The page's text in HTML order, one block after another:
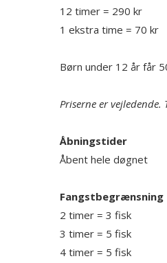
12 timer = 290 kr
1 ekstra time = 70 kr
Børn under 12 år får
Priserne er vejledende.
Åbningstider
Åbent hele døgnet
Fangstbegrænsning
2 timer = 3 fisk
3 timer = 5 fisk
4 timer = 5 fisk